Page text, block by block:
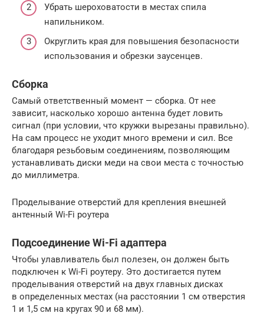
Убрать шероховатости в местах спила
напильником.
Округлить края для повышения безопасности
использования и обрезки заусенцев.
Сборка
Самый ответственный момент — сборка. От нее
зависит, насколько хорошо антенна будет ловить
сигнал (при условии, что кружки вырезаны правильно).
На сам процесс не уходит много времени и сил. Все
благодаря резьбовым соединениям, позволяющим
устанавливать диски меди на свои места с точностью
до миллиметра.
Проделывание отверстий для крепления внешней
антенный Wi-Fi роутера
Подсоединение Wi-Fi адаптера
Чтобы улавливатель был полезен, он должен быть
подключен к Wi-Fi роутеру. Это достигается путем
проделывания отверстий на двух главных дисках
в определенных местах (на расстоянии 1 см отверстия
1 и 1,5 см на кругах 90 и 68 мм).